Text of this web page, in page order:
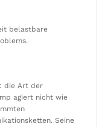
belastbare
die Art der
agiert nicht wie
Seine